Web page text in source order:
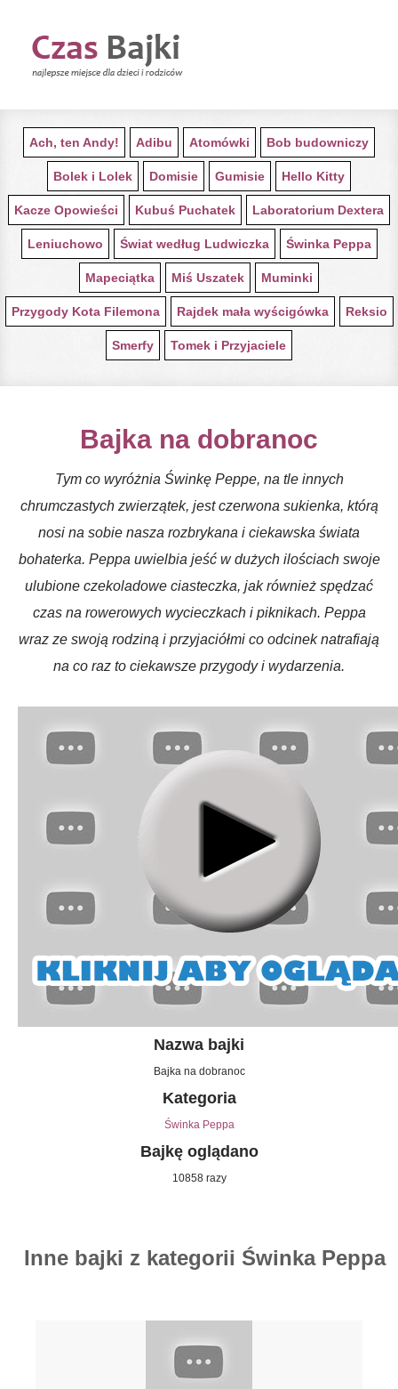
STRONA GŁÓWNA Z BAJKAMI
Ach, ten Andy! Adibu Atomówki Bob budowniczy
Bolek i Lolek Domisie Gumisie Hello Kitty
Kacze Opowieści Kubuś Puchatek Laboratorium Dextera
Leniuchowo Świat według Ludwiczka Świnka Peppa
Mapeciątka Miś Uszatek Muminki
Przygody Kota Filemona Rajdek mała wyścigówka Reksio
Smerfy Tomek i Przyjaciele
Bajka na dobranoc
Tym co wyróżnia Świnkę Peppe, na tle innych
chrumczastych zwierzątek, jest czerwona sukienka, którą
nosi na sobie nasza rozbrykana i ciekawska świata
bohaterka. Peppa uwielbia jeść w dużych ilościach swoje
ulubione czekoladowe ciasteczka, jak również spędzać
czas na rowerowych wycieczkach i piknikach. Peppa
wraz ze swoją rodziną i przyjaciółmi co odcinek natrafiają
na co raz to ciekawsze przygody i wydarzenia.
Nazwa bajki
Bajka na dobranoc
Kategoria
Świnka Peppa
Bajkę oglądano
10858 razy
Inne bajki z kategorii Świnka Peppa